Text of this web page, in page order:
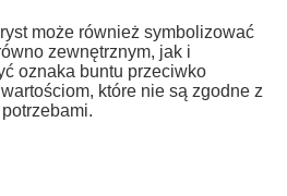
może również symbolizować
zewnętrznym, jak i
oznaka buntu przeciwko
które nie są zgodne z